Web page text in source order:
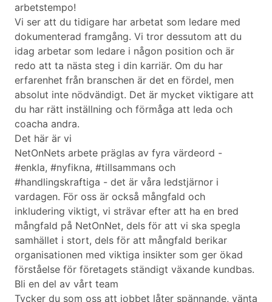
arbetstempo!
Vi ser att du tidigare har arbetat som ledare med
dokumenterad framgång. Vi tror dessutom att du
idag arbetar som ledare i någon position och är
redo att ta nästa steg i din karriär. Om du har
erfarenhet från branschen är det en fördel, men
absolut inte nödvändigt. Det är mycket viktigare att
du har rätt inställning och förmåga att leda och
coacha andra.
Det här är vi
NetOnNets arbete präglas av fyra värdeord -
#enkla, #nyfikna, #tillsammans och
#handlingskraftiga - det är våra ledstjärnor i
vardagen. För oss är också mångfald och
inkludering viktigt, vi strävar efter att ha en bred
mångfald på NetOnNet, dels för att vi ska spegla
samhället i stort, dels för att mångfald berikar
organisationen med viktiga insikter som ger ökad
förståelse för företagets ständigt växande kundbas.
Bli en del av vårt team
Tycker du som oss att jobbet låter spännande, vänta